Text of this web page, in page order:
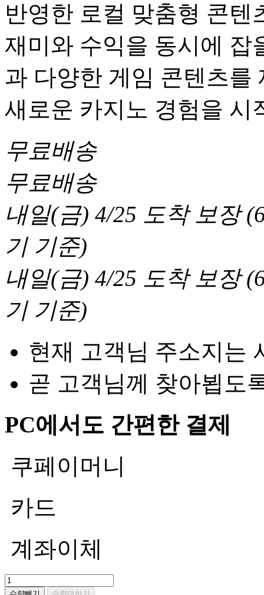
반영한 로컬 맞춤형 콘텐
재미와 수익을 동시에 잡
과 다양한 게임 콘텐츠를
새로운 카지노 경험을 시
무료배송
무료배송
내일(금) 4/25 도착 보장(
기 기준)
내일(금) 4/25 도착 보장(
기 기준)
현재 고객님 주소지는
곧 고객님께 찾아뵙도
PC에서도 간편한 결제
쿠페이머니
카드
계좌이체